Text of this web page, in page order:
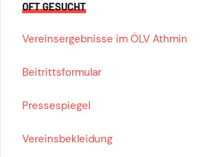
OFT GESUCHT
Vereinsergebnisse im ÖLV Athmin
Beitrittsformular
Pressespiegel
Vereinsbekleidung